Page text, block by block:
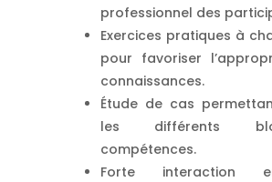
professionnel des
Exercices pratiques à
pour favoriser
connaissances.
Étude de cas
les différents
compétences.
Forte interaction